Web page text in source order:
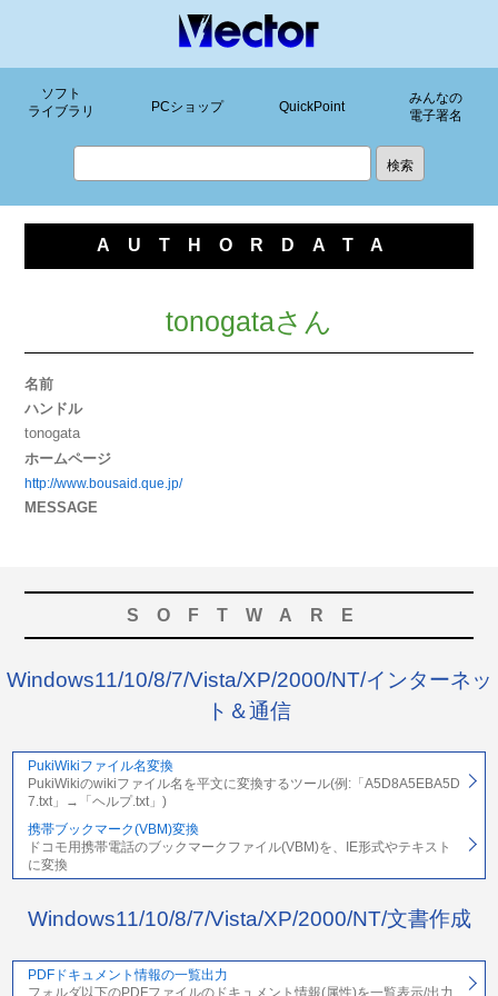
ソフト
ライブラリ
PCショップ QuickPoint
みんなの
電子署名
AUTHORDATA
tonogataさん
名前
ハンドル
tonogata
ホームページ
http://www.bousaid.que.jp/
MESSAGE
SOFTWARE
Windows11/10/8/7/Vista/XP/2000/NT/インターネッ
ト＆通信
PukiWikiファイル名変換
PukiWikiのwikiファイル名を平文に変換するツール(例:「A5D8A5EBA5D
7.txt」→「ヘルプ.txt」)
携帯ブックマーク(VBM)変換
ドコモ用携帯電話のブックマークファイル(VBM)を、IE形式やテキスト
に変換
Windows11/10/8/7/Vista/XP/2000/NT/文書作成
PDFドキュメント情報の一覧出力
フォルダ以下のPDFファイルのドキュメント情報(属性)を一覧表示/出力